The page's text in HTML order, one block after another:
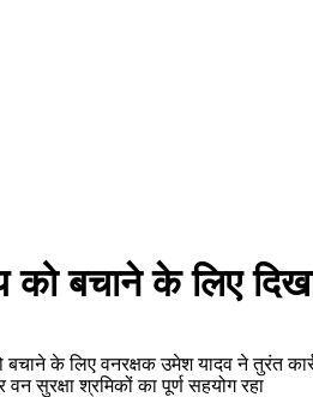
बचाने के लिए
के लिए वनरक्षक उमेश यादव ने तुरंत
सुरक्षा श्रमिकों का पूर्ण सहयोग रहा